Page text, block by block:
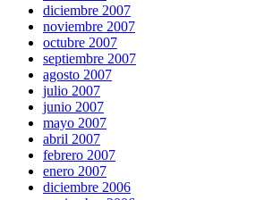
diciembre 2007
noviembre 2007
octubre 2007
septiembre 2007
agosto 2007
julio 2007
junio 2007
mayo 2007
abril 2007
febrero 2007
enero 2007
diciembre 2006